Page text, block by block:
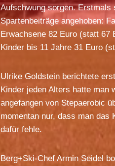
Aufschwung sorgen. Erstmals
Spartenbeiträge angehoben:
Erwachsene 82 Euro (statt 67
Kinder bis 11 Jahre 31 Euro
Ulrike Goldstein berichtete
Kinder jeden Alters hatte man
angefangen von Stepaerobic
momentan nur, dass man das
dafür fehle.
Berg+Ski-Chef Armin Seidel